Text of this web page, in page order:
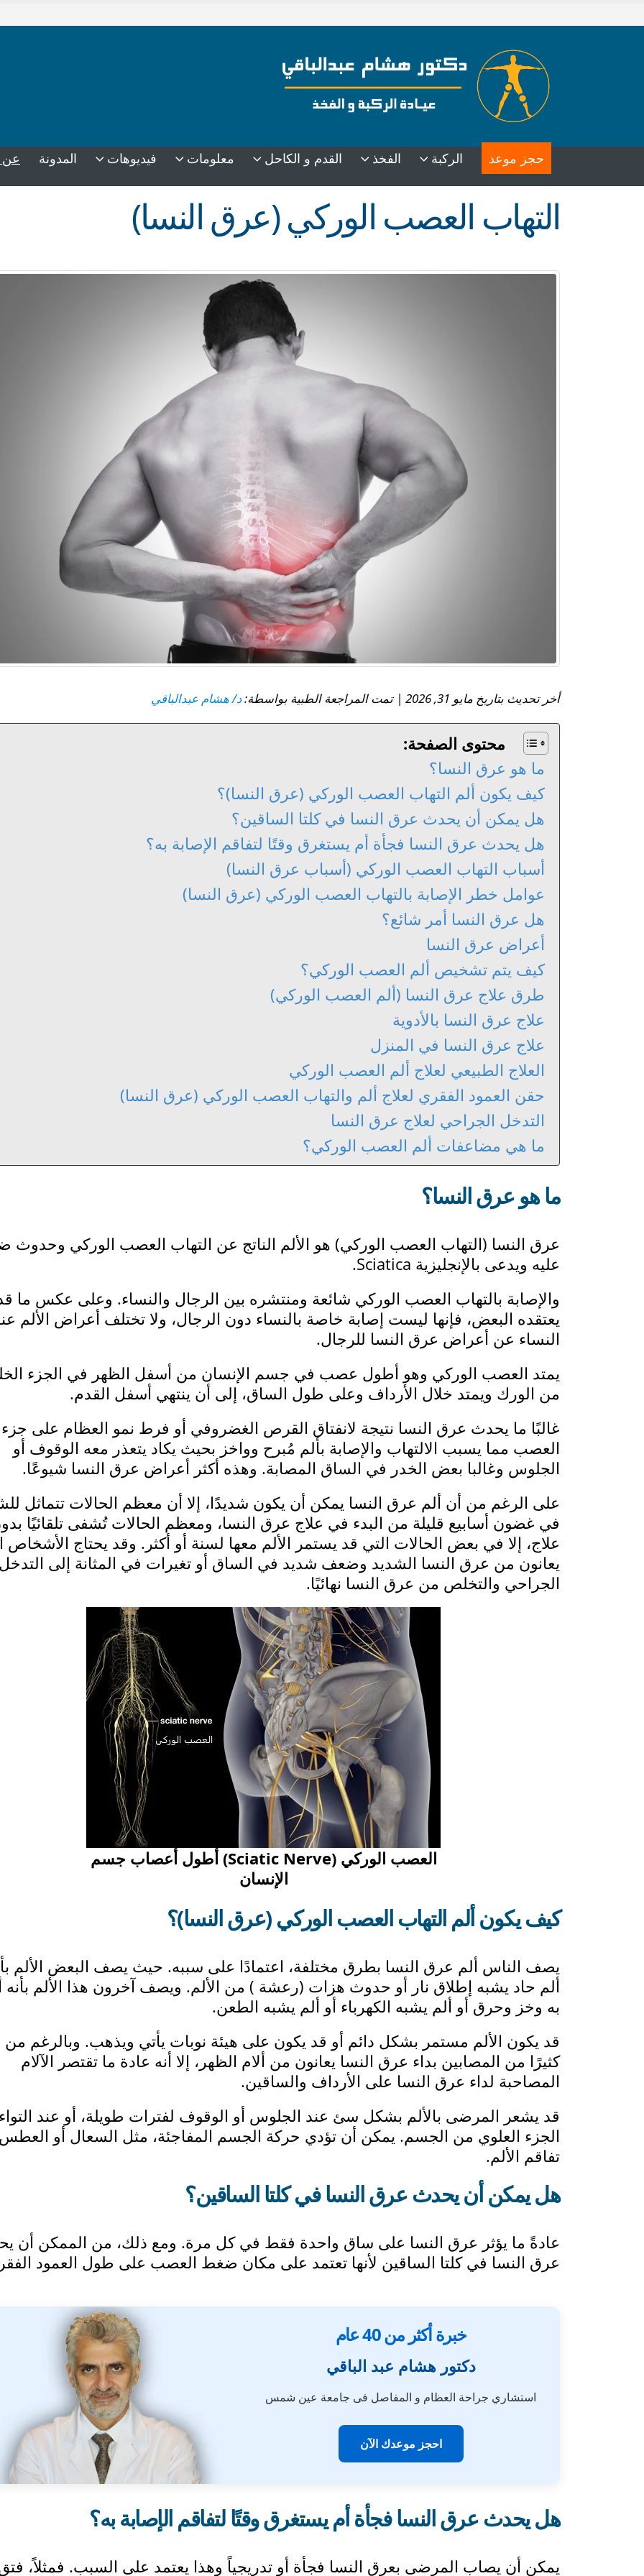
حجز موعد الركبة الفخذ القدم و الكاحل معلومات فيديوهات المدونة عن
التهاب العصب الوركي (عرق النسا)
أخر تحديث بتاريخ مايو 31, 2026 | تمت المراجعة الطبية بواسطة: د/ هشام عبدالباقي
محتوى الصفحة:
ما هو عرق النسا؟
كيف يكون ألم التهاب العصب الوركي (عرق النسا)؟
هل يمكن أن يحدث عرق النسا في كلتا الساقين؟
هل يحدث عرق النسا فجأة أم يستغرق وقتًا لتفاقم الإصابة به؟
أسباب التهاب العصب الوركي (أسباب عرق النسا)
عوامل خطر الإصابة بالتهاب العصب الوركي (عرق النسا)
هل عرق النسا أمر شائع؟
أعراض عرق النسا
كيف يتم تشخيص ألم العصب الوركي؟
طرق علاج عرق النسا (ألم العصب الوركي)
علاج عرق النسا بالأدوية
علاج عرق النسا في المنزل
العلاج الطبيعي لعلاج ألم العصب الوركي
حقن العمود الفقري لعلاج ألم والتهاب العصب الوركي (عرق النسا)
التدخل الجراحي لعلاج عرق النسا
ما هي مضاعفات ألم العصب الوركي؟
ما هو عرق النسا؟
عرق النسا (التهاب العصب الوركي) هو الألم الناتج عن التهاب العصب الوركي
عليه ويدعى بالإنجليزية Sciatica.
والإصابة بالتهاب العصب الوركي شائعة ومنتشره بين الرجال والنساء. وعلى عكس ما
يعتقده البعض، فإنها ليست إصابة خاصة بالنساء دون الرجال، ولا تختلف أعراض الألم
النساء عن أعراض عرق النسا للرجال.
يمتد العصب الوركي وهو أطول عصب في جسم الإنسان من أسفل الظهر في الجزء
من الورك ويمتد خلال الأرداف وعلى طول الساق، إلى أن ينتهي أسفل القدم.
غالبًا ما يحدث عرق النسا نتيجة لانفتاق القرص الغضروفي أو فرط نمو العظام على
العصب مما يسبب الالتهاب والإصابة بألم مُبرح وواخز بحيث​ يكاد يتعذر معه الوقوف أو
الجلوس وغالبا بعض الخدر في الساق المصابة. وهذه أكثر أعراض عرق النسا شيوعًا.
على الرغم من أن ألم عرق النسا يمكن أن يكون شديدًا، إلا أن معظم الحالات تتماثل
في غضون أسابيع قليلة من البدء في علاج عرق النسا، ومعظم الحالات تُشفى تلقائيًا
علاج، إلا في بعض الحالات التي قد يستمر الألم معها لسنة أو أكثر. وقد يحتاج الأشخاص
يعانون من عرق النسا الشديد وضعف شديد في الساق أو تغيرات في المثانة إلى
الجراحي والتخلص من عرق النسا نهائيًا.
العصب الوركي (Sciatic Nerve) أطول أعصاب جسم
الإنسان
كيف يكون ألم التهاب العصب الوركي (عرق النسا)؟
يصف الناس ألم عرق النسا بطرق مختلفة، اعتمادًا على سببه. حيث يصف البعض الألم
ألم حاد يشبه إطلاق نار أو حدوث هزات (رعشة ) من الألم. ويصف آخرون هذا الألم بأنه
به وخز وحرق أو ألم يشبه الكهرباء أو ألم يشبه الطعن.
قد يكون الألم مستمر بشكل دائم أو قد يكون على هيئة نوبات يأتي ويذهب. وبالرغم من
كثيرًا من المصابين بداء عرق النسا يعانون من ألام الظهر، إلا أنه عادة ما تقتصر الآلام
المصاحبة لداء عرق النسا على الأرداف والساقين.
قد يشعر المرضى بالألم بشكل سئ عند الجلوس أو الوقوف لفترات طويلة، أو عند
الجزء العلوي من الجسم. يمكن أن تؤدي حركة الجسم المفاجئة، مثل السعال أو
تفاقم الألم.
هل يمكن أن يحدث عرق النسا في كلتا الساقين؟
عادةً ما يؤثر عرق النسا على ساق واحدة فقط في كل مرة. ومع ذلك، من الممكن أن
عرق النسا في كلتا الساقين لأنها تعتمد على مكان ضغط العصب على طول العمود
خبرة أكثر من 40 عام
دكتور هشام عبد الباقي
استشاري جراحة العظام و المفاصل فى جامعة عين شمس
احجز موعدك الآن
هل يحدث عرق النسا فجأة أم يستغرق وقتًا لتفاقم الإصابة به؟
يمكن أن يصاب المرضى بعرق النسا فجأة أو تدريجياً وهذا يعتمد على السبب. فمثلاً،